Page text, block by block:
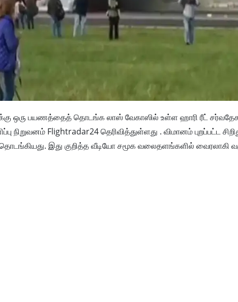
ஒரு பயணத்தைத் தொடங்க லாஸ் வேகாஸில் உள்ள ஹாரி ரீட்
நிறுவனம் Flightradar24 தெரிவித்துள்ளது . விமானம் புறப்பட்ட
தொடங்கியது. இது குறித்த வீடியோ சமூக வலைதளங்களில் வைரலாகி